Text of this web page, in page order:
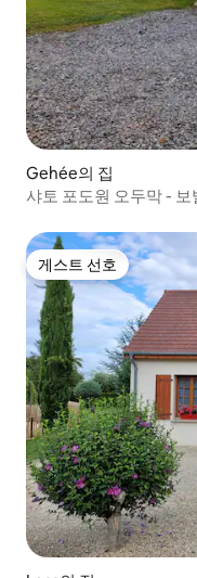
Gehée의 집
샤토 포도원 오두막 - 보
게스트 선호
게스트 선호